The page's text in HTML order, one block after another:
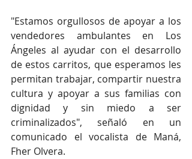
"Estamos orgullosos de apoyar a los
vendedores ambulantes en Los
Ángeles al ayudar con el desarrollo
de estos carritos, que esperamos les
permitan trabajar, compartir nuestra
cultura y apoyar a sus familias con
dignidad y sin miedo a ser
criminalizados", señaló en un
comunicado el vocalista de Maná,
Fher Olvera.